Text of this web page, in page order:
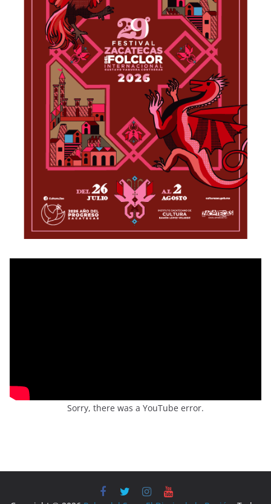
Sorry, there was a YouTube error.